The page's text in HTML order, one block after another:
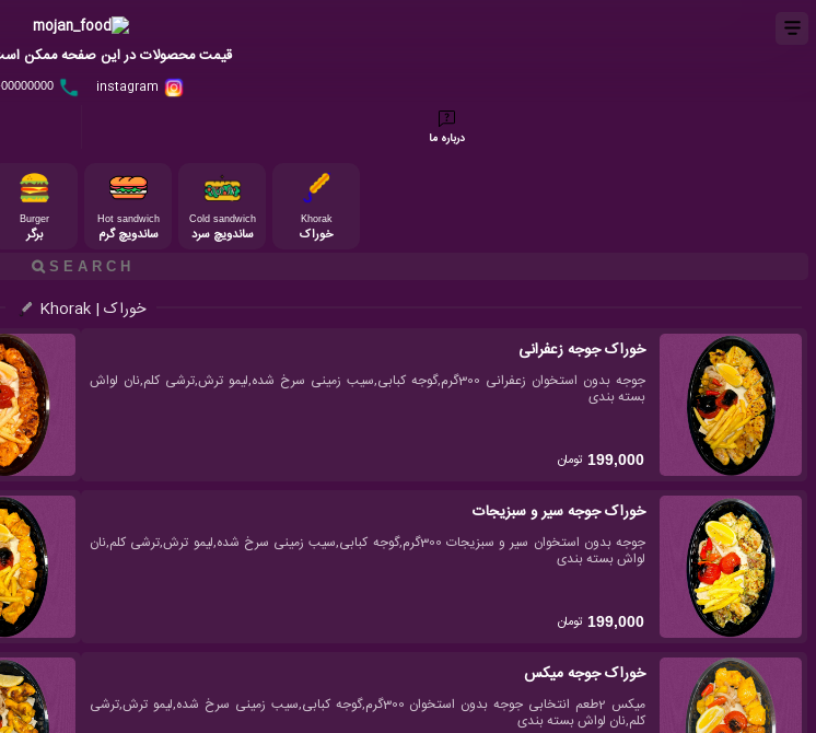
قیمت محصولات در این صفحه ممکن است
021-00000000
درباره ما
Khorak
خوراک
Cold sandwich
ساندویچ سرد
Hot sandwich
ساندویچ گرم
Burger
برگر
خوراک | Khorak
خوراک جوجه زعفرانی
جوجه بدون استخوان زعفرانی 300گرم,گوجه کبابی,سیب زمینی سرخ شده,لیمو ترش,ترشی کلم,نان لواش
بسته بندی
199,000 تومان
خوراک جوجه سیر و سبزیجات
جوجه بدون استخوان سیر و سبزیجات 300گرم,گوجه کبابی,سیب زمینی سرخ شده,لیمو ترش,ترشی کلم,نان
لواش بسته بندی
199,000 تومان
خوراک جوجه میکس
میکس 2طعم انتخابی جوجه بدون استخوان 300گرم,گوجه کبابی,سیب زمینی سرخ شده,لیمو ترش,ترشی
کلم,نان لواش بسته بندی